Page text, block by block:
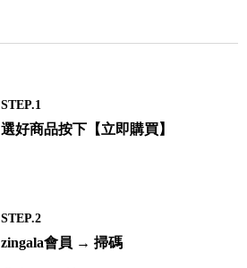
STEP.1
選好商品按下【立即購買】
STEP.2
zingala會員 → 掃碼